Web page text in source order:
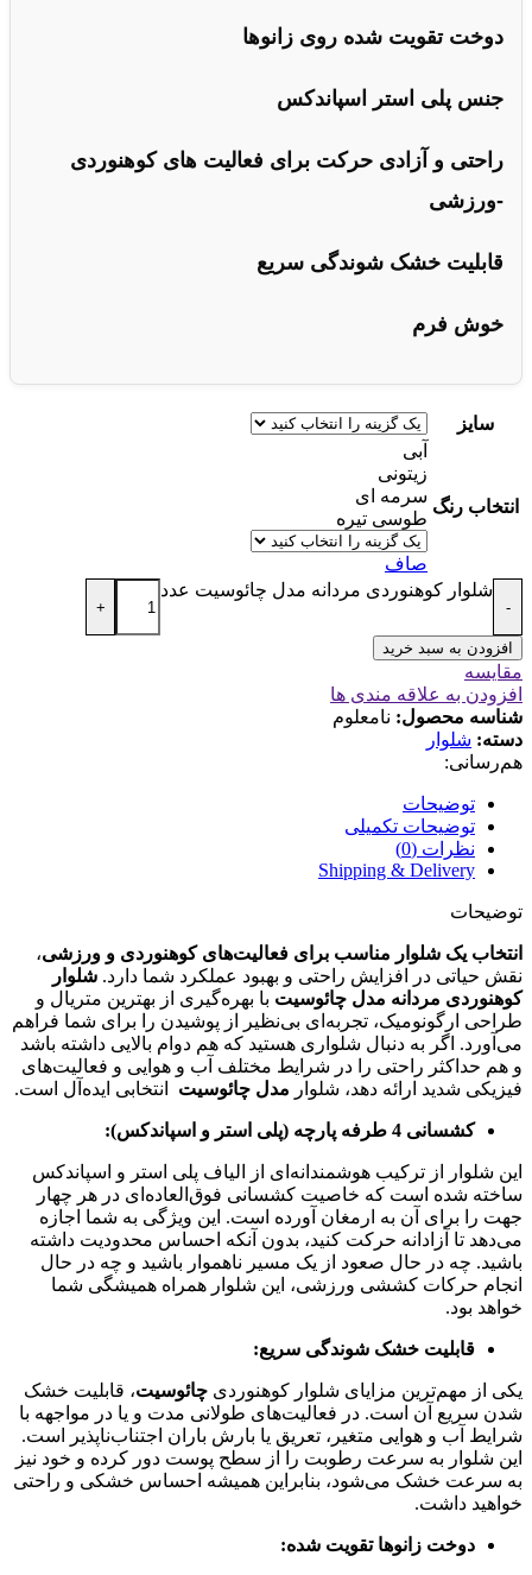
دوخت تقویت شده روی زانوها
جنس پلی استر اسپاندکس
راحتی و آزادی حرکت برای فعالیت های کوهنوردی
-ورزشی
قابلیت خشک شوندگی سریع
خوش فرم
سایز
انتخاب رنگ
آبی
زیتونی
سرمه ای
طوسی تیره
صاف
-
شلوار کوهنوردی مردانه مدل چائوسیت عدد
+
افزودن به سبد خرید
مقایسه
افزودن به علاقه مندی ها
شناسه محصول: نامعلوم
دسته: شلوار
هم‌رسانی:
توضیحات
توضیحات تکمیلی
نظرات (0)
Shipping & Delivery
توضیحات
انتخاب یک شلوار مناسب برای فعالیت‌های کوهنوردی و ورزشی،
نقش حیاتی در افزایش راحتی و بهبود عملکرد شما دارد. شلوار
کوهنوردی مردانه مدل چائوسیت با بهره‌گیری از بهترین متریال و
طراحی ارگونومیک، تجربه‌ای بی‌نظیر از پوشیدن را برای شما فراهم
می‌آورد. اگر به دنبال شلواری هستید که هم دوام بالایی داشته باشد
و هم حداکثر راحتی را در شرایط مختلف آب و هوایی و فعالیت‌های
فیزیکی شدید ارائه دهد، شلوار مدل چائوسیت انتخابی ایده‌آل است.
کشسانی 4 طرفه پارچه (پلی استر و اسپاندکس):
این شلوار از ترکیب هوشمندانه‌ای از الیاف پلی استر و اسپاندکس
ساخته شده است که خاصیت کشسانی فوق‌العاده‌ای در هر چهار
جهت را برای آن به ارمغان آورده است. این ویژگی به شما اجازه
می‌دهد تا آزادانه حرکت کنید، بدون آنکه احساس محدودیت داشته
باشید. چه در حال صعود از یک مسیر ناهموار باشید و چه در حال
انجام حرکات کششی ورزشی، این شلوار همراه همیشگی شما
خواهد بود.
قابلیت خشک شوندگی سریع:
یکی از مهم‌ترین مزایای شلوار کوهنوردی چائوسیت، قابلیت خشک
شدن سریع آن است. در فعالیت‌های طولانی مدت و یا در مواجهه با
شرایط آب و هوایی متغیر، تعریق یا بارش باران اجتناب‌ناپذیر است.
این شلوار به سرعت رطوبت را از سطح پوست دور کرده و خود نیز
به سرعت خشک می‌شود، بنابراین همیشه احساس خشکی و راحتی
خواهید داشت.
دوخت زانوها تقویت شده: